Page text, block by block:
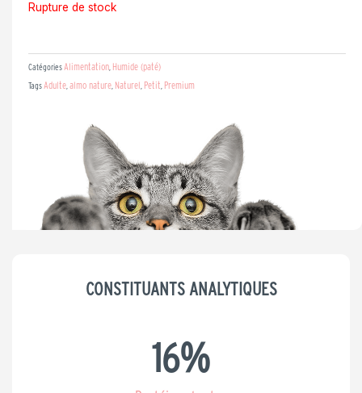
initial
28,99 €.
actuel
Rupture de stock
Catégories Alimentation Humide (paté)
Tags Adulte almo nature Naturel Petit Premium
CONSTITUANTS ANALYTIQUES
16%